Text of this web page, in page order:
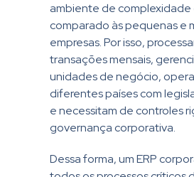
ambiente de complexidade
comparado às pequenas e
empresas. Por isso,
transações mensais,
unidades de negócio,
diferentes países com
e necessitam de controles
governança corporativa.
Dessa forma, um ERP